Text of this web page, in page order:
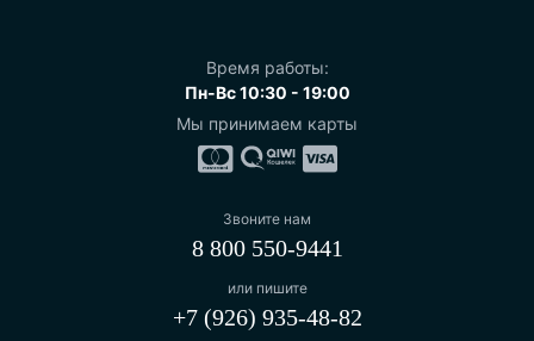
Время работы:
Пн-Вс 10:30 - 19:00
Мы принимаем карты
Звоните нам
8 800 550-9441
или пишите
+7 (926) 935-48-82